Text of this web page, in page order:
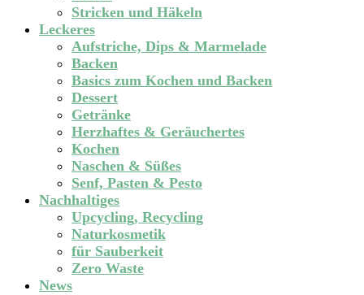
Stricken und Häkeln
Leckeres
Aufstriche, Dips & Marmelade
Backen
Basics zum Kochen und Backen
Dessert
Getränke
Herzhaftes & Geräuchertes
Kochen
Naschen & Süßes
Senf, Pasten & Pesto
Nachhaltiges
Upcycling, Recycling
Naturkosmetik
für Sauberkeit
Zero Waste
News